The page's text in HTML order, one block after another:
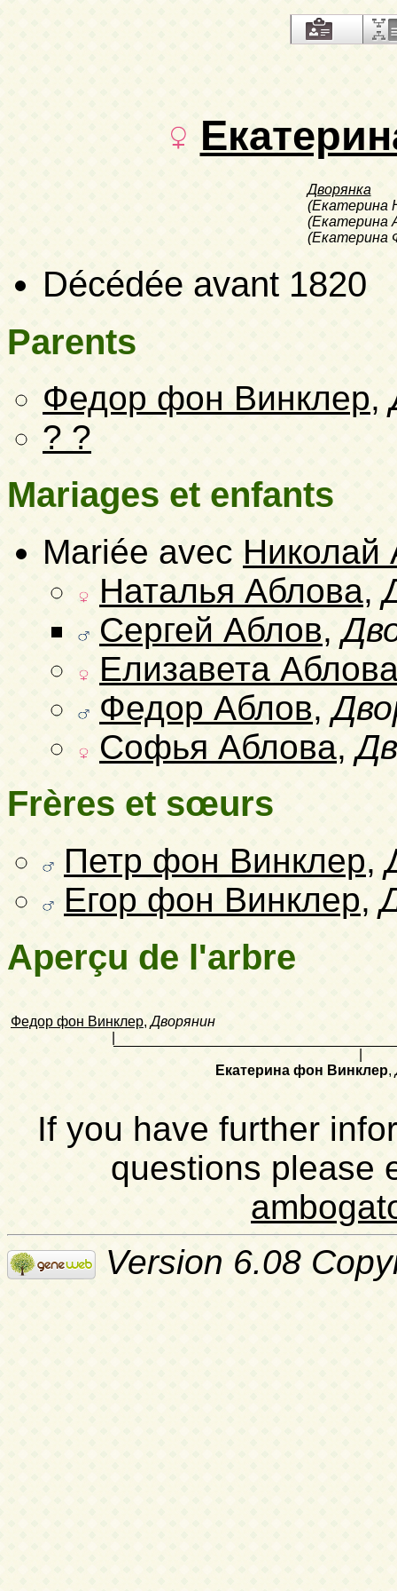
Дворянка
(Екатерина
(Екатерина
(Екатерина
Décédée avant 1820
Parents
Федор фон Винклер,
? ?
Mariages et enfants
Mariée avec Николай
Наталья Аблова,
Сергей Аблов,
Елизавета
Федор Аблов,
Софья Аблова,
Frères et sœurs
Петр фон Винклер,
Егор фон Винклер,
Aperçu de l'arbre
Федор фон Винклер,Дворянин
Екатерина фон Винклер,
If you have further
questions please
Version 6.08